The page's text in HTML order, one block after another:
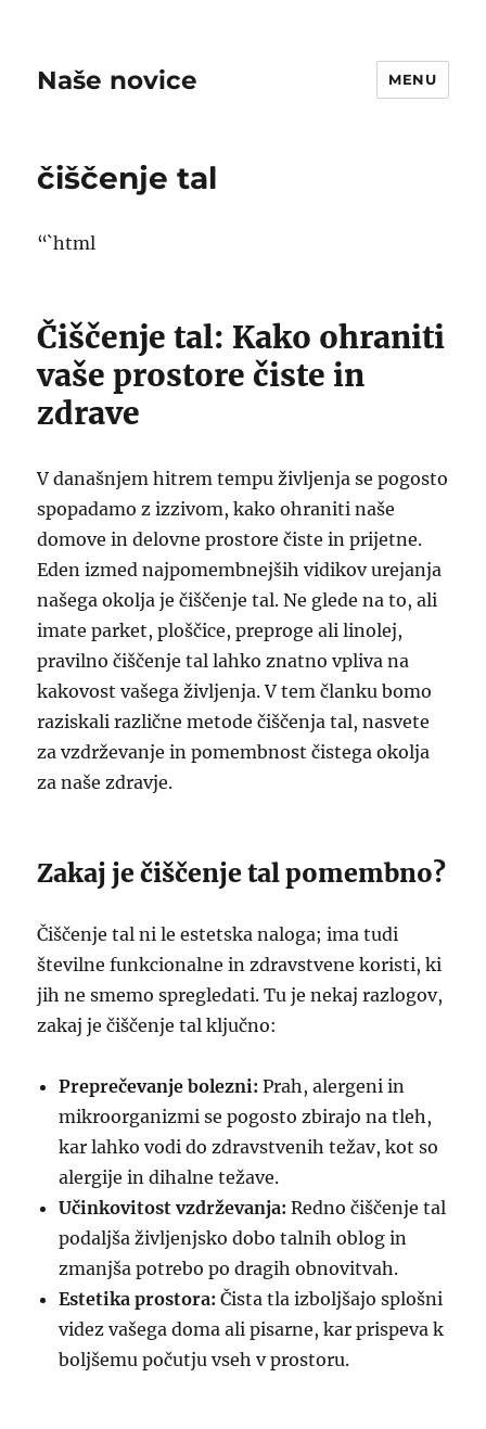
Naše novice MENU
čiščenje tal
“`html
Čiščenje tal: Kako ohraniti
vaše prostore čiste in
zdrave
V današnjem hitrem tempu življenja se pogosto
spopadamo z izzivom, kako ohraniti naše
domove in delovne prostore čiste in prijetne.
Eden izmed najpomembnejših vidikov urejanja
našega okolja je čiščenje tal. Ne glede na to, ali
imate parket, ploščice, preproge ali linolej,
pravilno čiščenje tal lahko znatno vpliva na
kakovost vašega življenja. V tem članku bomo
raziskali različne metode čiščenja tal, nasvete
za vzdrževanje in pomembnost čistega okolja
za naše zdravje.
Zakaj je čiščenje tal pomembno?
Čiščenje tal ni le estetska naloga; ima tudi
številne funkcionalne in zdravstvene koristi, ki
jih ne smemo spregledati. Tu je nekaj razlogov,
zakaj je čiščenje tal ključno:
Preprečevanje bolezni: Prah, alergeni in
mikroorganizmi se pogosto zbirajo na tleh,
kar lahko vodi do zdravstvenih težav, kot so
alergije in dihalne težave.
Učinkovitost vzdrževanja: Redno čiščenje tal
podaljša življenjsko dobo talnih oblog in
zmanjša potrebo po dragih obnovitvah.
Estetika prostora: Čista tla izboljšajo splošni
videz vašega doma ali pisarne, kar prispeva k
boljšemu počutju vseh v prostoru.